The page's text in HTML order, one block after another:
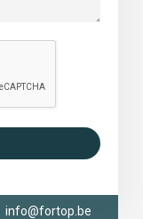
info@fortop.be